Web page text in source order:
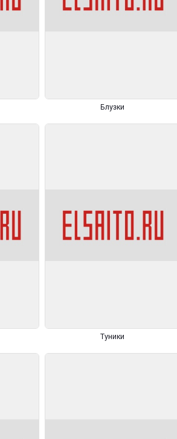
Блузки
Туники